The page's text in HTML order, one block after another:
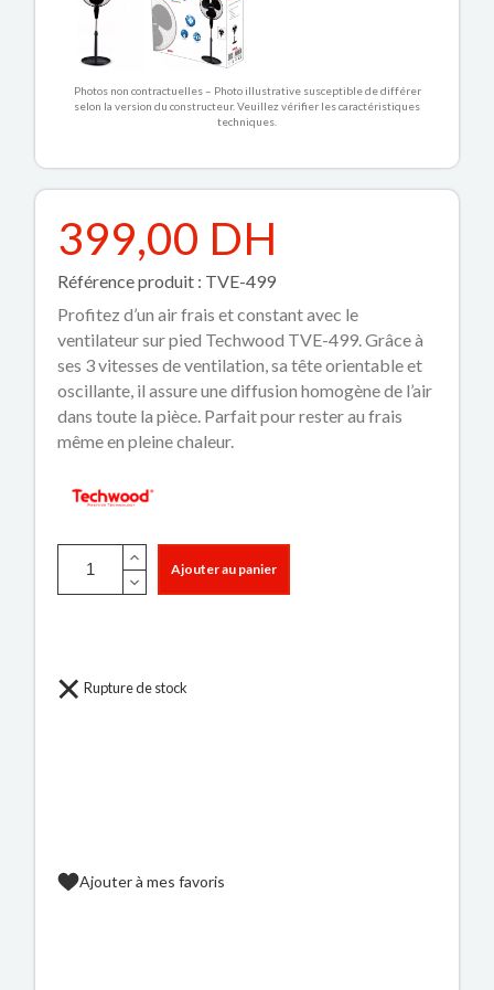
Photos non contractuelles – Photo illustrative susceptible de différer
selon la version du constructeur. Veuillez vérifier les caractéristiques
techniques.
399,00 DH
Référence produit : TVE-499
Profitez d’un air frais et constant avec le
ventilateur sur pied Techwood TVE-499. Grâce à
ses 3 vitesses de ventilation, sa tête orientable et
oscillante, il assure une diffusion homogène de l’air
dans toute la pièce. Parfait pour rester au frais
même en pleine chaleur.
Ajouter au panier
Rupture de stock
Ajouter à mes favoris